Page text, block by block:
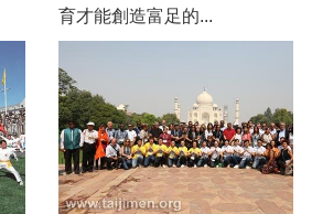
育才能創造富足的...